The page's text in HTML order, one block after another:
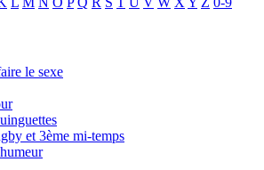
le sexe
et 3ème mi-temps